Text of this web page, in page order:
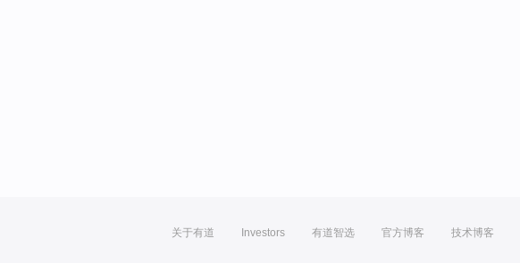
关于有道 Investors 有道智选 官方博客 技术博客